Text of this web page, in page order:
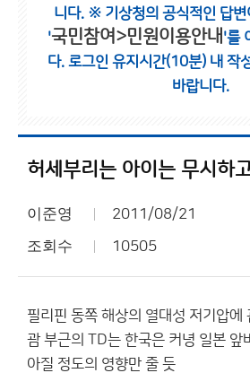
니다. ※ 기상청의 공식적인 답변
'국민참여>민원이용안내 '를
다. 로그인 유지시간(10분) 내 작
바랍니다.
허세부리는 아이는 무시하
이준영 2011/08/21
조회수 10505
필리핀 동쪽 해상의 열대성 저기압에
괌 부근의 TD는 한국은 커녕 일본 앞
아질 정도의 영향만 줄 듯